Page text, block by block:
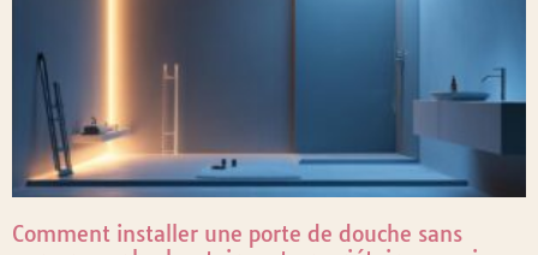
Comment installer une porte de douche sans